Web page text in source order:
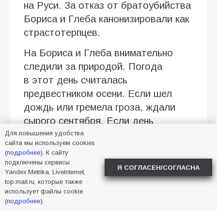
на Руси. За отказ от братоубийства
Бориса и Глеба канонизировали как
страстотерпцев.
На Бориса и Глеба внимательно
следили за природой. Погода
в этот день считалась
предвестником осени. Если шел
дождь или гремела гроза, ждали
сырого сентября. Если день
выдавался ясным и тихим, осень
обещала установиться сухой
и теплой. Также существовали
и другие поверья:
сильный туман вечером —
Для повышения удобства
сайта мы используем cookies
(подробнее). К сайту
подключены сервисы
Yandex.Metrika, LiveInternet,
top.mail.ru, которые также
использует файлы cookie
(подробнее).
Я СОГЛАСЕН/СОГЛАСНА